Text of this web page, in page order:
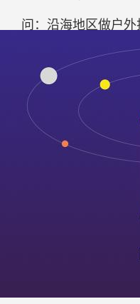
问：沿海地区做户外
答：选201j5！沿海
本。
三、采购小技巧：避
要求供应商提供材
观察板材表面：j5
小批量试产：复杂
总结：201j1、j2、